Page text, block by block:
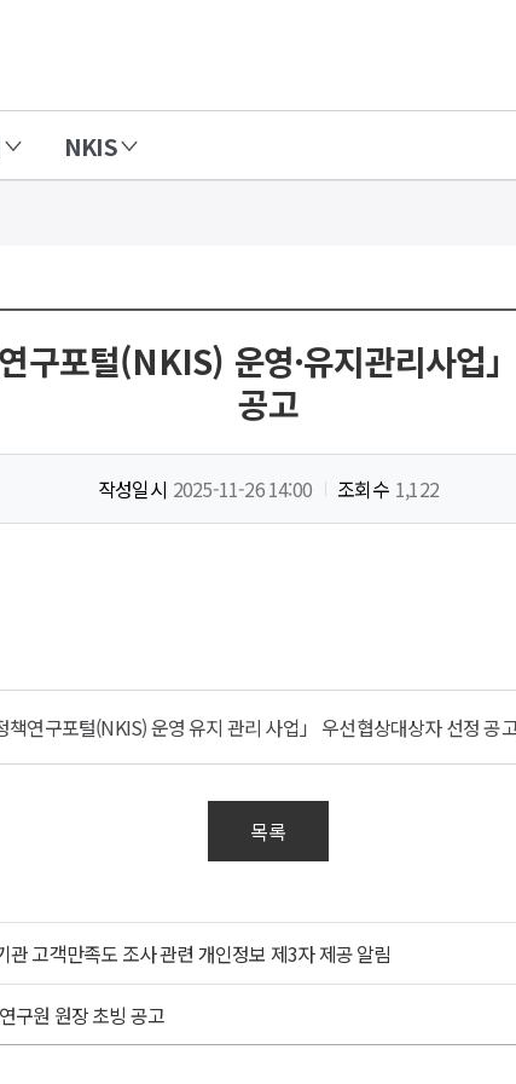
NKIS
구포털(NKIS) 운영·유지관리사업
공고
작성일시 2025-11-26 14:00 조회수 1,122
책연구포털(NKIS) 운영 유지 관리 사업」 우선협상대상자 선정 공
목록
관 고객만족도 조사 관련 개인정보 제3자 제공 알림
구원 원장 초빙 공고